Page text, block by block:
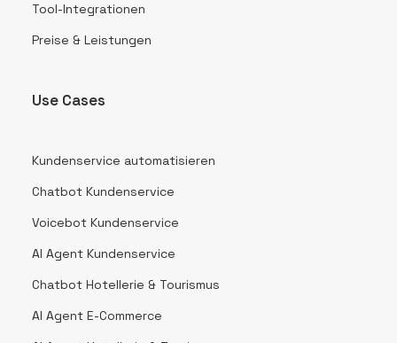
Tool-Integrationen
Preise & Leistungen
Use Cases
Kundenservice automatisieren
Chatbot Kundenservice
Voicebot Kundenservice
AI Agent Kundenservice
Chatbot Hotellerie & Tourismus
AI Agent E-Commerce